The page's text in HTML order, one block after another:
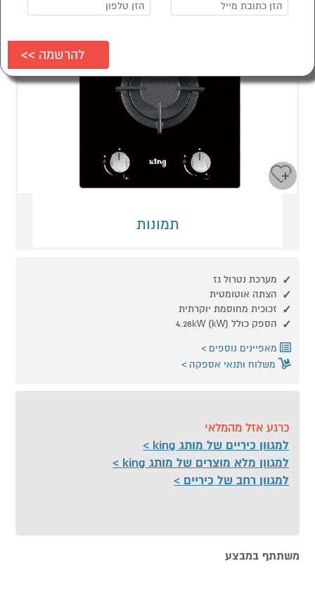
תמונות
מערכת נטרול גז
הצתה אוטומטית
זכוכית מחוסמת יוקרתית
הספק כולל 4.28kW (kW)
מאפיינים נוספים
משלוח ותנאי אספקה
כרגע אזל מהמלאי
למגוון כיריים של מותג king
למגוון מלא מוצרים של מותג king
למגוון רחב של כיריים
משתתף במבצע